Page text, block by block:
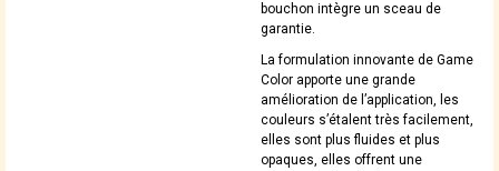
bouchon intègre un sceau de
garantie.
La formulation innovante de Game
Color apporte une grande
amélioration de l’application, les
couleurs s’étalent très facilement,
elles sont plus fluides et plus
opaques, elles offrent une